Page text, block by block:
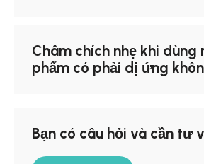
Châm chích nhẹ khi dùng
phẩm có phải dị ứng
Bạn có câu hỏi và cần tư